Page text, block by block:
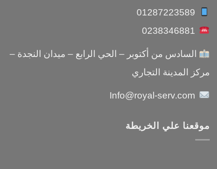
01287223589
0238346881
السادس من أكتوبر – الحي الرابع – ميدان النجدة –
مركز المدينة التجاري
Info@royal-serv.com
موقعنا علي الخريطة